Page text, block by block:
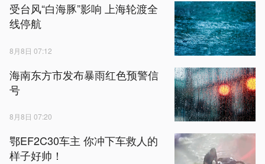
受台风“白海豚”影响 上海轮渡全
线停航
8月8日 07:12
海南东方市发布暴雨红色预警信
号
8月8日 07:20
鄂EF2C30车主 你冲下车救人的
样子好帅！